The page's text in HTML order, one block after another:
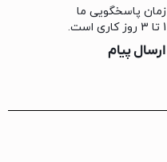
زمان پاسخگویی ما
1 تا 3 روز کاری است.
ارسال پیام